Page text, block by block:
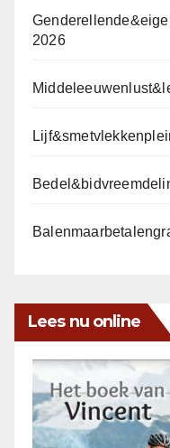
2026
Lees nu online